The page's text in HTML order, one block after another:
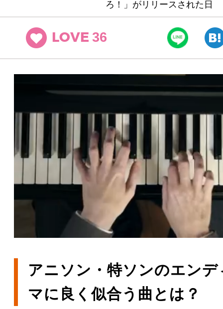
ろ！」がリリースされた日
LOVE 36
アニソン・特ソンのエンデ
マに良く似合う曲とは？